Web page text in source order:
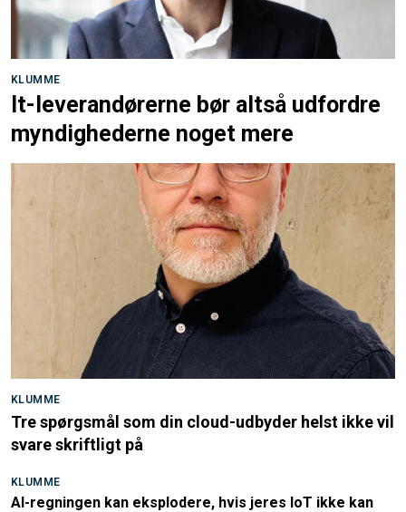
KLUMME
It-leverandørerne bør altså udfordre
myndighederne noget mere
KLUMME
Tre spørgsmål som din cloud-udbyder helst ikke vil
svare skriftligt på
KLUMME
AI-regningen kan eksplodere, hvis jeres IoT ikke kan